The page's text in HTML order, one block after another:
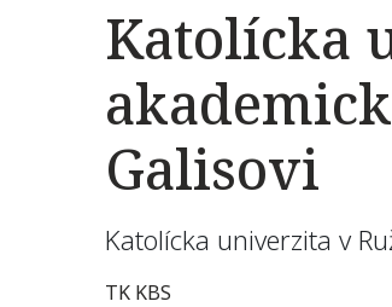
Katolícka
Galisovi
Katolícka univerzita v
TK KBS